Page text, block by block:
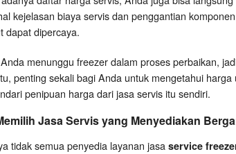
kejelasan biaya servis dan penggantian
dapat dipercaya.
menunggu freezer dalam proses perbaikan,
penting sekali bagi Anda untuk mengetahui
penipuan harga dari jasa servis itu sendiri.
Jasa Servis yang Menyediakan
tidak semua penyedia layanan jasa service